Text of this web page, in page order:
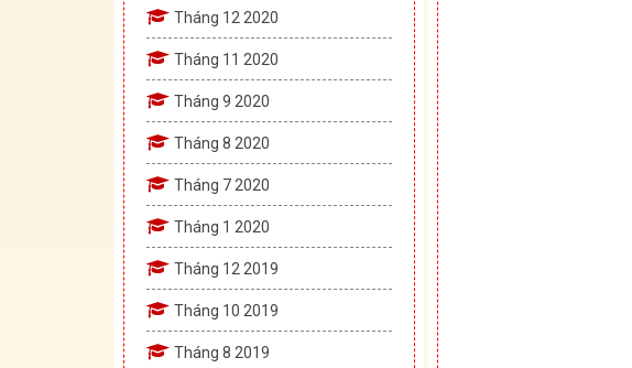
Tháng 12 2020
Tháng 11 2020
Tháng 9 2020
Tháng 8 2020
Tháng 7 2020
Tháng 1 2020
Tháng 12 2019
Tháng 10 2019
Tháng 8 2019